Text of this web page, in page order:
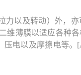
以及转动）外，
维薄膜以适应各种
电以及摩擦电等。